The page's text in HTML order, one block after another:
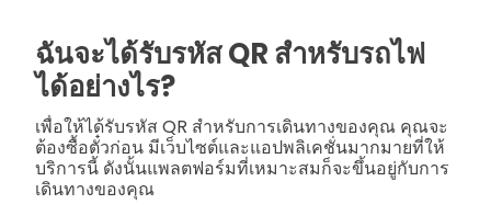
ฉันจะได้รับรหัส QR สำหรับรถไฟ
ได้อย่างไร?
เพื่อให้ได้รับรหัส QR สำหรับการเดินทางของคุณ คุณจะ
ต้องซื้อตั๋วก่อน มีเว็บไซต์และแอปพลิเคชั่นมากมายที่ให้
บริการนี้ ดังนั้นแพลตฟอร์มที่เหมาะสมก็จะขึ้นอยู่กับการ
เดินทางของคุณ